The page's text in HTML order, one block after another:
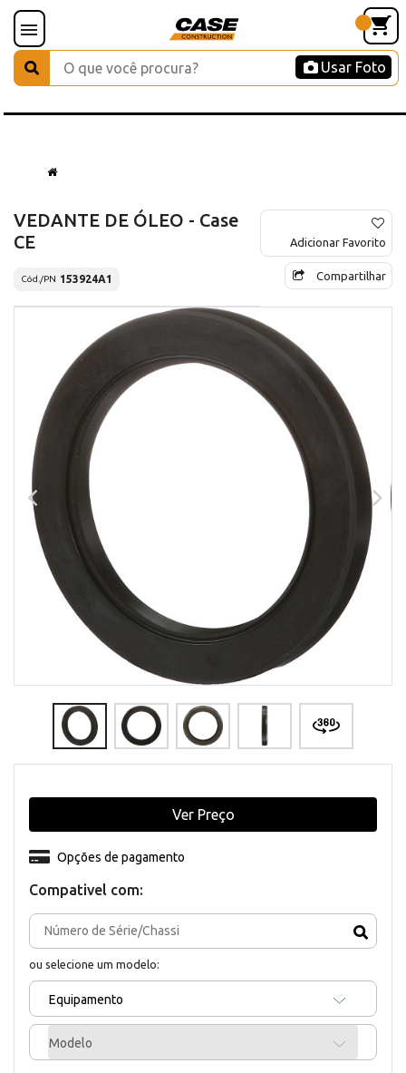
Usar Foto
VEDANTE DE ÓLEO - Case
CE
Cód./PN 153924A1
Adicionar Favorito
Compartilhar
Compativel com:
ou selecione um modelo:
Equipamento
Modelo
Opções de pagamento
Ver Preço